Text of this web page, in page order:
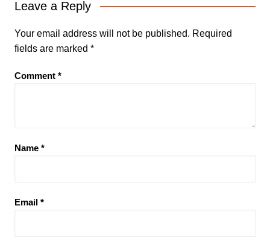
Leave a Reply
Your email address will not be published. Required
fields are marked *
Comment *
Name *
Email *